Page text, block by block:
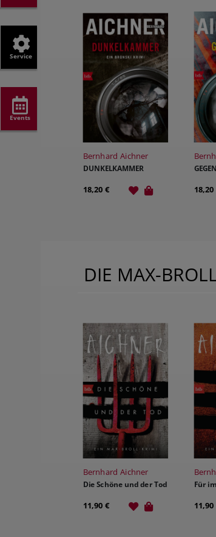
Service
Events
Bernhard Aichner
DUNKELKAMMER
18,20 € 18,20
DIE MAX-
Bernhard Aichner
Die Schöne und der Tod
11,90 €
Für
11,90